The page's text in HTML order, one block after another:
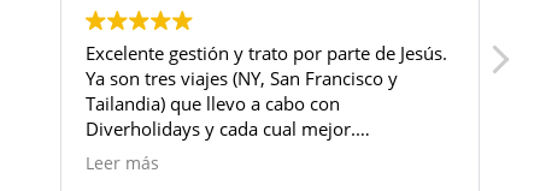
Excelente gestión y trato por parte de Jesús.
Ya son tres viajes (NY, San Francisco y
Tailandia) que llevo a cabo con
Diverholidays y cada cual mejor.
Organización y atención inmejorable. Por
Leer más